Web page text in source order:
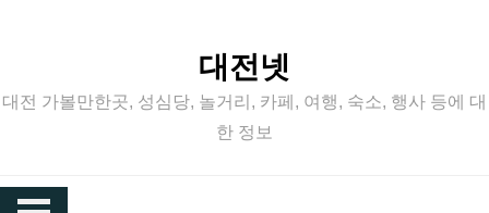
대전넷
대전 가볼만한곳, 성심당, 놀거리, 카페, 여행, 숙소, 행사 등에 대
한 정보